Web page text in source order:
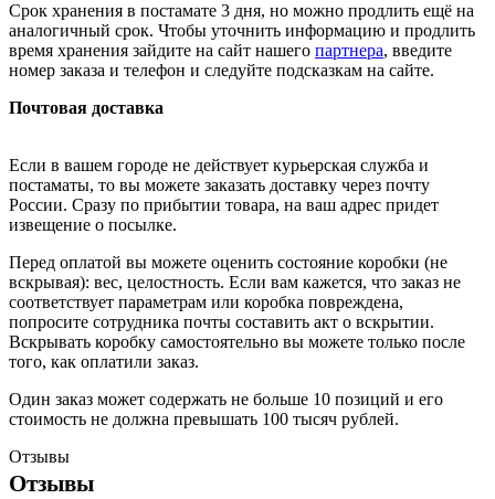
Срок хранения в постамате 3 дня, но можно продлить ещё на
аналогичный срок. Чтобы уточнить информацию и продлить
время хранения зайдите на сайт нашего партнера, введите
номер заказа и телефон и следуйте подсказкам на сайте.
Почтовая доставка
Если в вашем городе не действует курьерская служба и
постаматы, то вы можете заказать доставку через почту
России. Сразу по прибытии товара, на ваш адрес придет
извещение о посылке.
Перед оплатой вы можете оценить состояние коробки (не
вскрывая): вес, целостность. Если вам кажется, что заказ не
соответствует параметрам или коробка повреждена,
попросите сотрудника почты составить акт о вскрытии.
Вскрывать коробку самостоятельно вы можете только после
того, как оплатили заказ.
Один заказ может содержать не больше 10 позиций и его
стоимость не должна превышать 100 тысяч рублей.
Отзывы
Отзывы